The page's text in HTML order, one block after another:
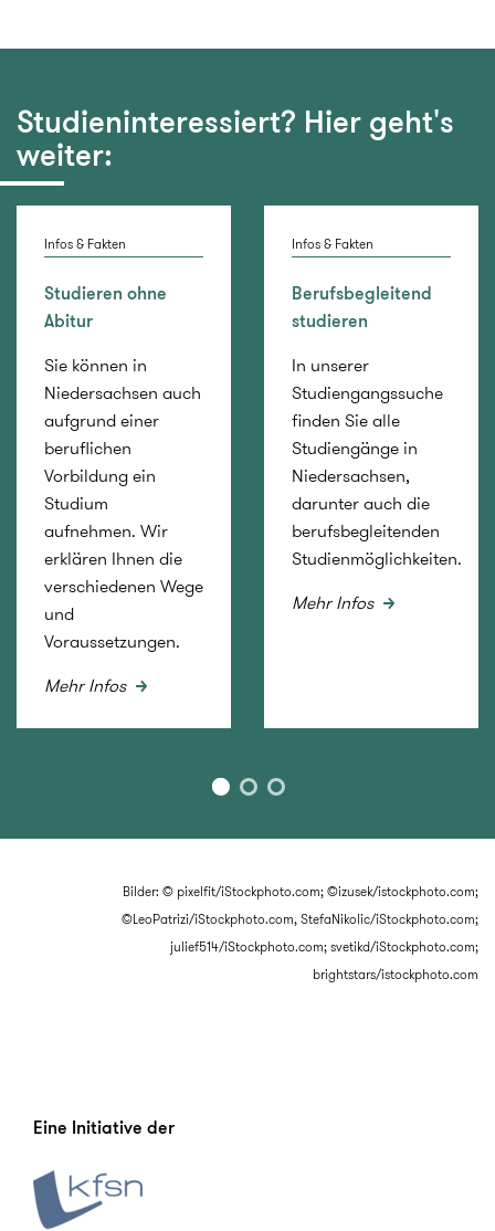
Studieninteressiert? Hier geht's
weiter:
Infos & Fakten
Studieren ohne
Abitur
Sie können in
Niedersachsen auch
aufgrund einer
beruflichen
Vorbildung ein
Studium
aufnehmen. Wir
erklären Ihnen die
verschiedenen Wege
und
Voraussetzungen.
Mehr Infos
Infos & Fakten
Berufsbegleitend
studieren
In unserer
Studiengangssuche
finden Sie alle
Studiengänge in
Niedersachsen,
darunter auch die
berufsbegleitenden
Studienmöglichkeiten.
Mehr Infos
Bilder: © pixelfit/iStockphoto.com; ©izusek/istockphoto.com;
©LeoPatrizi/iStockphoto.com, StefaNikolic/iStockphoto.com;
julief514/iStockphoto.com; svetikd/iStockphoto.com;
brightstars/istockphoto.com
Eine Initiative der